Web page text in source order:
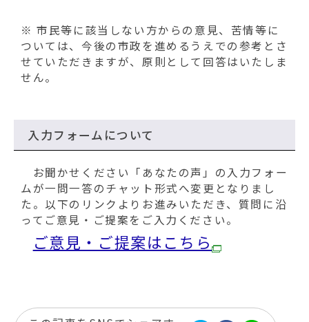
※ 市民等に該当しない方からの意見、苦情等に
ついては、今後の市政を進めるうえでの参考とさ
せていただきますが、原則として回答はいたしま
せん。
入力フォームについて
お聞かせください「あなたの声」の入力フォー
ムが一問一答のチャット形式へ変更となりまし
た。以下のリンクよりお進みいただき、質問に沿
ってご意見・ご提案をご入力ください。
ご意見・ご提案はこちら